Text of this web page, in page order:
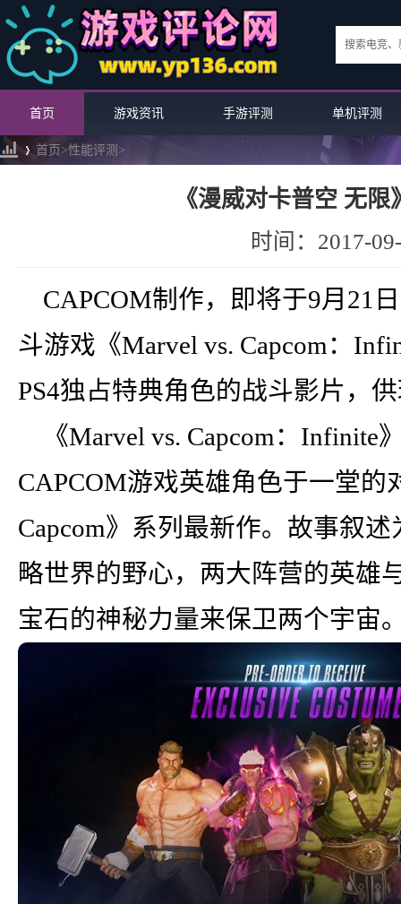
首页 游戏资讯 手游评测 单机评测
首页>性能评测 >
《漫威对卡普空 无
时间：2017-
CAPCOM制作，即将于9月21
斗游戏《Marvel vs. Capcom：
PS4独占特典角色的战斗影片，
《Marvel vs. Capcom：
CAPCOM游戏英雄角色于一堂的
Capcom》系列最新作。故事叙
略世界的野心，两大阵营的英雄
宝石的神秘力量来保卫两个宇宙